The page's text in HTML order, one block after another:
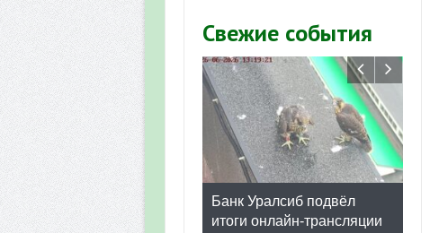
Участие
численности птиц в
«Весенняя
Мониторинг
Свежие события
Банк Уралсиб подвёл
итоги онлайн-трансляции